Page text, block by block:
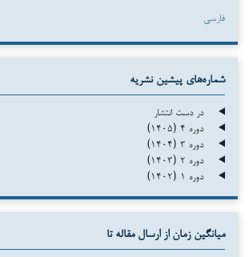
فارسی
شماره‌های پیشین نشریه
در دست انتشار
دوره ۴ (۱۴۰۵)
دوره ۳ (۱۴۰۴)
دوره ۲ (۱۴۰۳)
دوره ۱ (۱۴۰۲)
میانگین زمان از ارسال مقاله تا